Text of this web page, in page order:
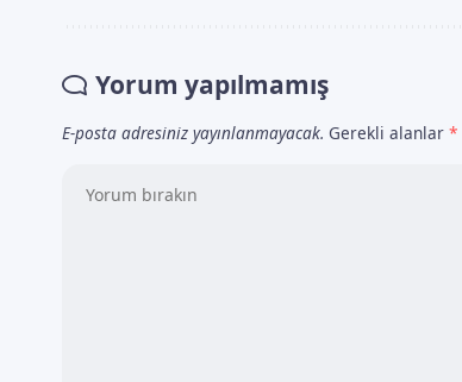
Yorum yapılmamış
E-posta adresiniz yayınlanmayacak. Gerekli alanlar *